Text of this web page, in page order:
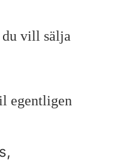
vill sälja
egentligen